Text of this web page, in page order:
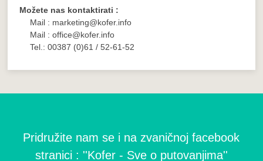
Možete nas kontaktirati :
Mail : marketing@kofer.info
Mail : office@kofer.info
Tel.: 00387 (0)61 / 52-61-52
Pridružite nam se i na zvaničnoj facebook
stranici : ''Kofer - Sve o putovanjima''